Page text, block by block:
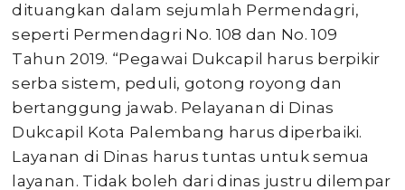
dituangkan dalam sejumlah Permendagri,
seperti Permendagri No. 108 dan No. 109
Tahun 2019. “Pegawai Dukcapil harus berpikir
serba sistem, peduli, gotong royong dan
bertanggung jawab. Pelayanan di Dinas
Dukcapil Kota Palembang harus diperbaiki.
Layanan di Dinas harus tuntas untuk semua
layanan. Tidak boleh dari dinas justru dilempar